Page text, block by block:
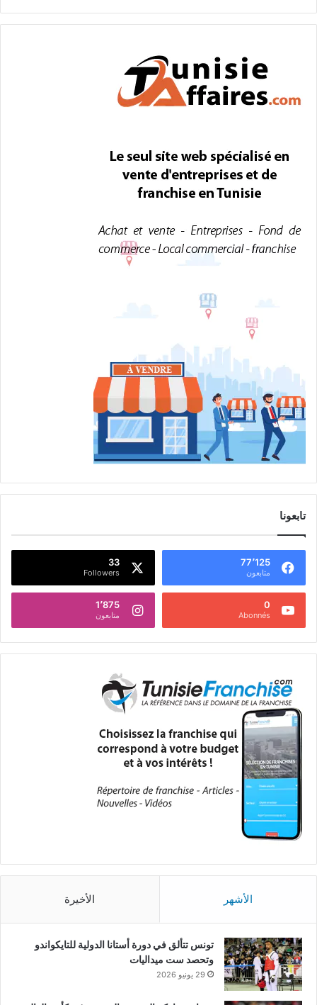
تابعونا
77٬125
متابعون
33
Followers
0
Abonnés
1٬875
متابعون
الأشهر الأخيرة
تونس تتألق في دورة أستانا الدولية للتايكواندو
وتحصد ست ميداليات
29 يونيو 2026